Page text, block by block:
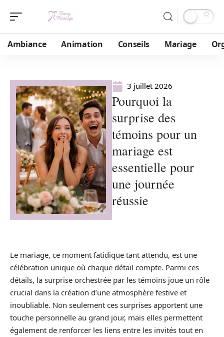
Ambiance Animation Conseils Mariage
3 juillet 2026
Pourquoi la
surprise des
témoins pour un
mariage est
essentielle pour
une journée
réussie
Le mariage, ce moment fatidique tant attendu, est une
célébration unique où chaque détail compte. Parmi ces
détails, la surprise orchestrée par les témoins joue un rôle
crucial dans la création d’une atmosphère festive et
inoubliable. Non seulement ces surprises apportent une
touche personnelle au grand jour, mais elles permettent
également de renforcer les liens entre les invités tout en